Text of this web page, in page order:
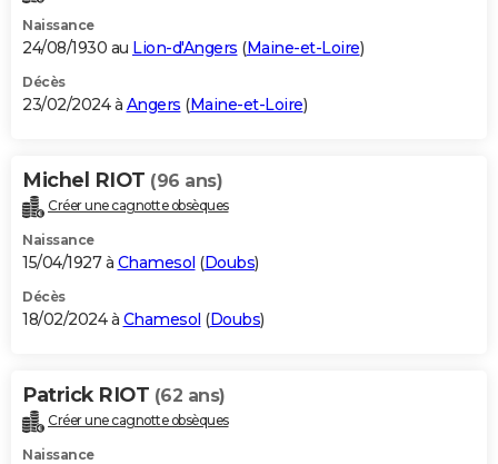
Naissance
24/08/1930 au Lion-d'Angers (Maine-et-Loire)
Décès
23/02/2024 à Angers (Maine-et-Loire)
Michel RIOT (96 ans)
Créer une cagnotte obsèques
Naissance
15/04/1927 à Chamesol (Doubs)
Décès
18/02/2024 à Chamesol (Doubs)
Patrick RIOT (62 ans)
Créer une cagnotte obsèques
Naissance